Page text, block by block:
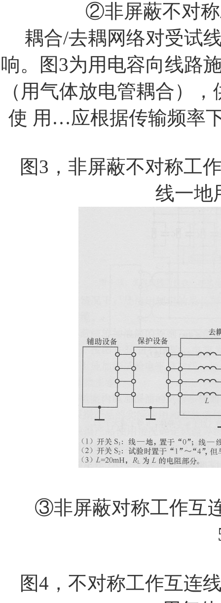
②非屏蔽不对
耦合/去耦网络对受试
响。图3为用电容向线路
（用气体放电管耦合）
使 用…应根据传输频率
图3 ，非屏蔽不对称工
线一地
③非屏蔽对称工作互
图4 ， 不对称工作互连